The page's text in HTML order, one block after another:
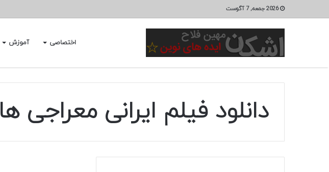
2026 جمعه, 7 آگوست
اختصاصی آموزش
دانلود فیلم ایرانی معراجی ها